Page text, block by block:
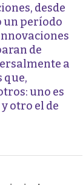
desde
un período
de
a
que,
uno es
otro el de